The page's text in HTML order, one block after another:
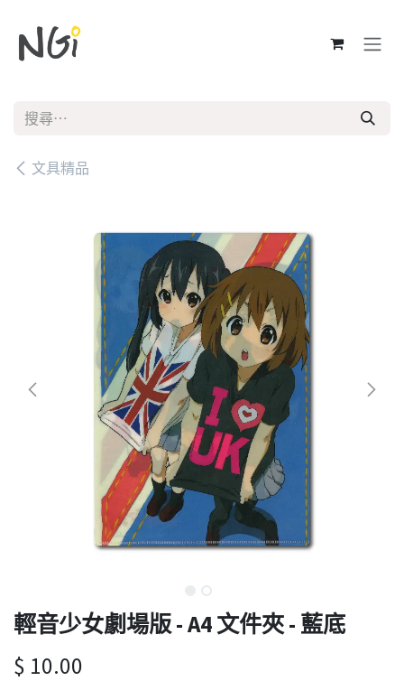
文具精品
輕音少女劇場版 - A4 文件夾 - 藍底
$ 10.00